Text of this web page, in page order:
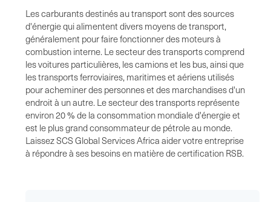
Les carburants destinés au transport sont des sources
d'énergie qui alimentent divers moyens de transport,
généralement pour faire fonctionner des moteurs à
combustion interne. Le secteur des transports comprend
les voitures particulières, les camions et les bus, ainsi que
les transports ferroviaires, maritimes et aériens utilisés
pour acheminer des personnes et des marchandises d'un
endroit à un autre. Le secteur des transports représente
environ 20 % de la consommation mondiale d'énergie et
est le plus grand consommateur de pétrole au monde.
Laissez SCS Global Services Africa aider votre entreprise
à répondre à ses besoins en matière de certification RSB.